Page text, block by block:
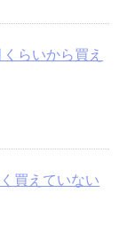
らいから買え
買えていない